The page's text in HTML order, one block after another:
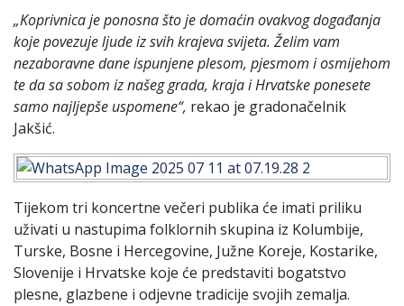
„Koprivnica je ponosna što je domaćin ovakvog događanja
koje povezuje ljude iz svih krajeva svijeta. Želim vam
nezaboravne dane ispunjene plesom, pjesmom i osmijehom
te da sa sobom iz našeg grada, kraja i Hrvatske ponesete
samo najljepše uspomene“, rekao je gradonačelnik
Jakšić.
Tijekom tri koncertne večeri publika će imati priliku
uživati u nastupima folklornih skupina iz Kolumbije,
Turske, Bosne i Hercegovine, Južne Koreje, Kostarike,
Slovenije i Hrvatske koje će predstaviti bogatstvo
plesne, glazbene i odjevne tradicije svojih zemalja.